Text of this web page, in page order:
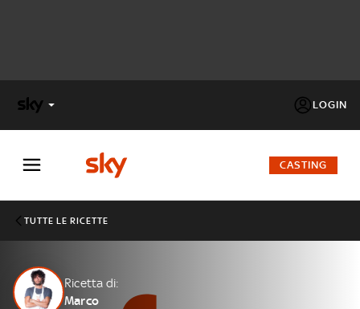
LOGIN
FACTOR
Cos’altro vedere:
CASTING
TUTTE LE RICETTE
Ricetta di:
Marco